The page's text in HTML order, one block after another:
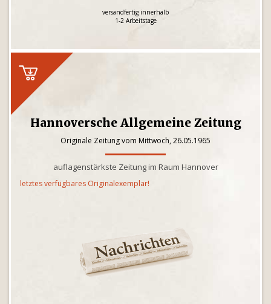
versandfertig innerhalb
1-2 Arbeitstage
Hannoversche Allgemeine Zeitung
Originale Zeitung vom Mittwoch, 26.05.1965
auflagenstärkste Zeitung im Raum Hannover
letztes verfügbares Originalexemplar!